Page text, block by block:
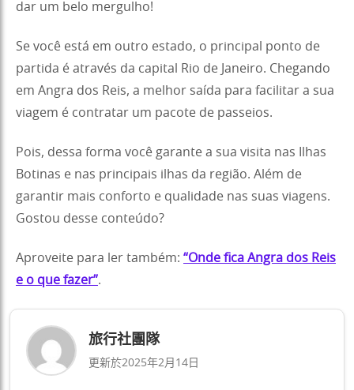
dar um belo mergulho!
Se você está em outro estado, o principal ponto de
partida é através da capital Rio de Janeiro. Chegando
em Angra dos Reis, a melhor saída para facilitar a sua
viagem é contratar um pacote de passeios.
Pois, dessa forma você garante a sua visita nas Ilhas
Botinas e nas principais ilhas da região. Além de
garantir mais conforto e qualidade nas suas viagens.
Gostou desse conteúdo?
Aproveite para ler também: “Onde fica Angra dos Reis
e o que fazer”.
旅行社團隊
更新於2025年2月14日